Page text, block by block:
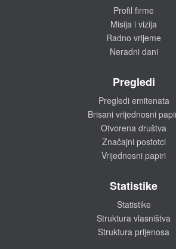
Profil firme
Misija i vizija
Radno vrijeme
Neradni dani
Pregledi
Pregledi emitenata
Brisani vrijednosni
Otvorena društva
Značajni postotci
Vrijednosni papiri
Statistike
Statistike
Struktura vlasništva
Struktura prijenosa